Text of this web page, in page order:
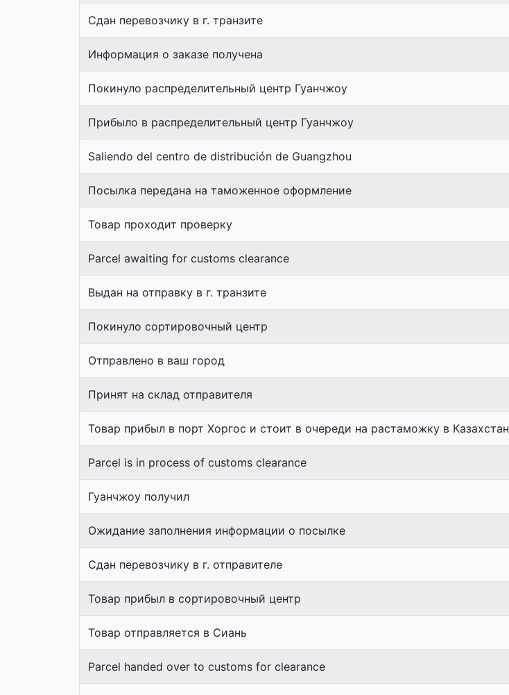
Сдан перевозчику в г. транзите
Информация о заказе получена
Покинуло распределительный центр Гуанчжоу
Прибыло в распределительный центр Гуанчжоу
Saliendo del centro de distribución de Guangzhou
Посылка передана на таможенное оформление
Товар проходит проверку
Parcel awaiting for customs clearance
Выдан на отправку в г. транзите
Покинуло сортировочный центр
Отправлено в ваш город
Принят на склад отправителя
Товар прибыл в порт Хоргос и стоит в очереди на растаможку в Казахстан
Parcel is in process of customs clearance
Гуанчжоу получил
Ожидание заполнения информации о посылке
Сдан перевозчику в г. отправителе
Товар прибыл в сортировочный центр
Товар отправляется в Сиань
Parcel handed over to customs for clearance